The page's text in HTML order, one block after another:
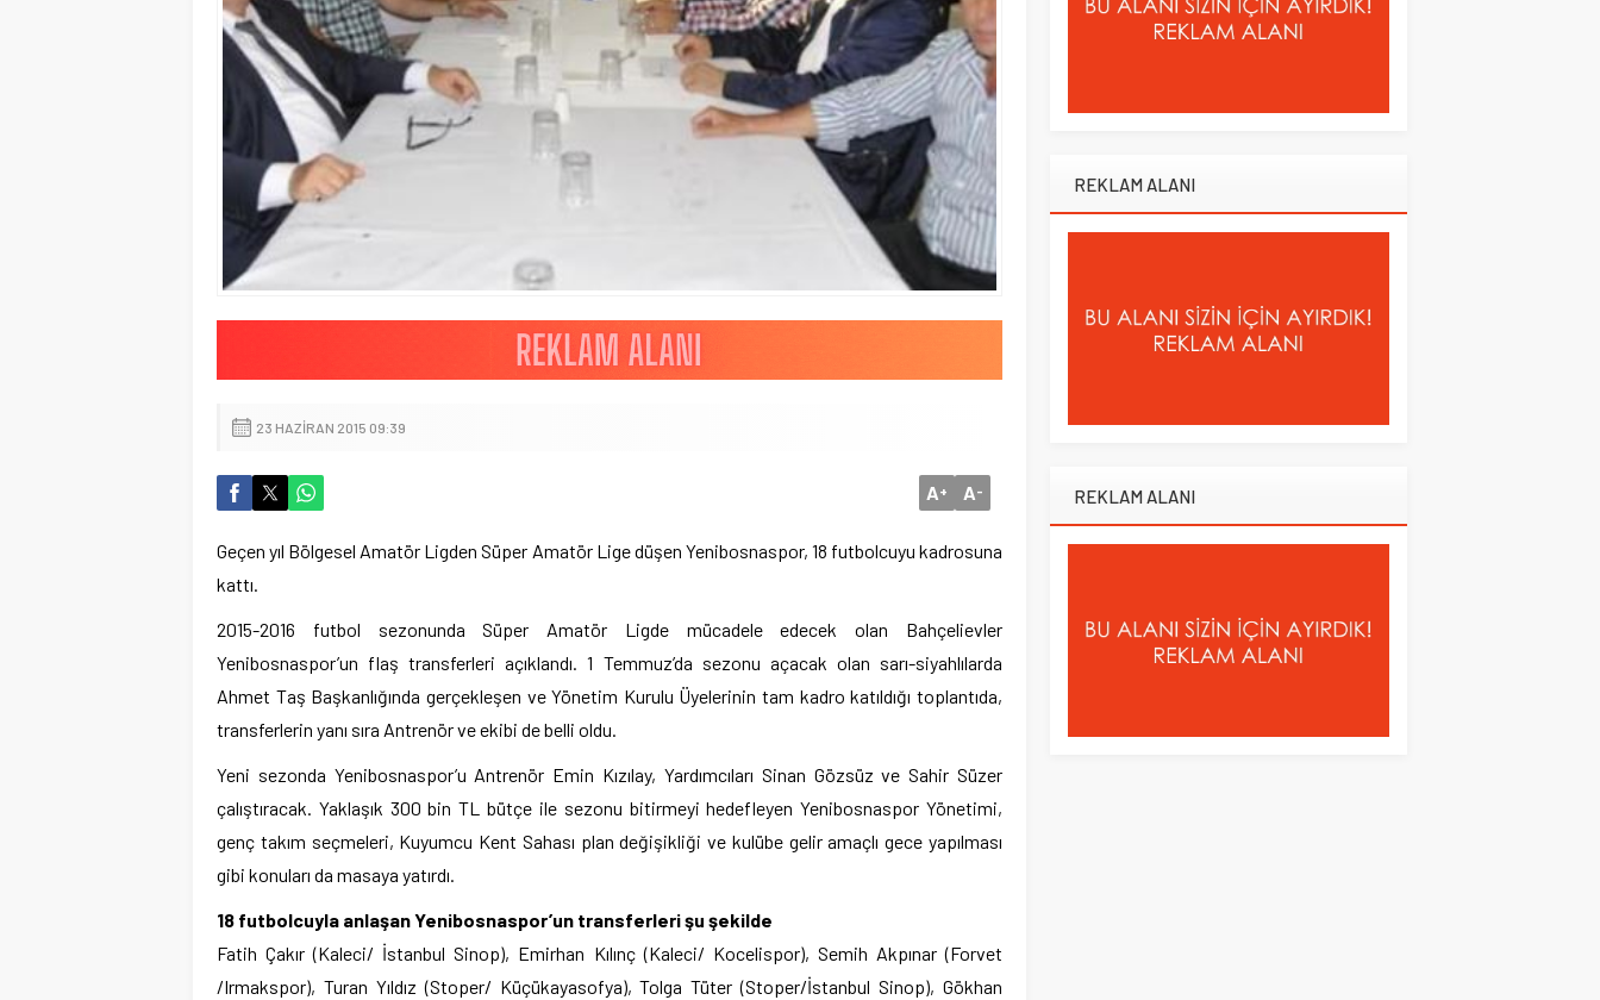
23 HAZIRAN 2015 09:39
A+ A-
Geçen yıl Bölgesel Amatör Ligden Süper Amatör Lige düşen Yenibosnaspor, 18 futbolcuyu kadrosuna
kattı.
2015-2016 futbol sezonunda Süper Amatör Ligde mücadele edecek olan Bahçelievler
Yenibosnaspor’un flaş transferleri açıklandı. 1 Temmuz’da sezonu açacak olan sarı-siyahlılarda
Ahmet Taş Başkanlığında gerçekleşen ve Yönetim Kurulu Üyelerinin tam kadro katıldığı toplantıda,
transferlerin yanı sıra Antrenör ve ekibi de belli oldu.
Yeni sezonda Yenibosnaspor’u Antrenör Emin Kızılay, Yardımcıları Sinan Gözsüz ve Sahir Süzer
çalıştıracak. Yaklaşık 300 bin TL bütçe ile sezonu bitirmeyi hedefleyen Yenibosnaspor Yönetimi,
genç takım seçmeleri, Kuyumcu Kent Sahası plan değişikliği ve kulübe gelir amaçlı gece yapılması
gibi konuları da masaya yatırdı.
18 futbolcuyla anlaşan Yenibosnaspor’un transferleri şu şekilde
Fatih Çakır (Kaleci/ İstanbul Sinop), Emirhan Kılınç (Kaleci/ Kocelispor), Semih Akpınar (Forvet
/Irmakspor), Turan Yıldız (Stoper/ Küçükayasofya), Tolga Tüter (Stoper/İstanbul Sinop), Gökhan
REKLAM ALANI
REKLAM ALANI